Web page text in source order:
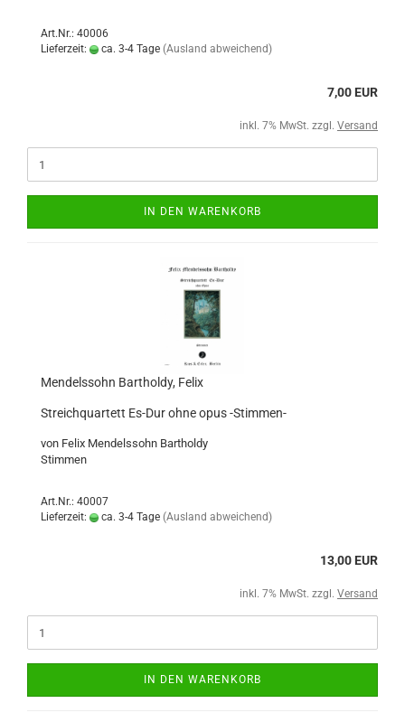
Art.Nr.: 40006
Lieferzeit:
ca. 3-4 Tage (Ausland abweichend)
7,00 EUR
inkl. 7% MwSt. zzgl. Versand
IN DEN WARENKORB
Mendelssohn Bartholdy, Felix
Streichquartett Es-Dur ohne opus -Stimmen-
von Felix Mendelssohn Bartholdy
Stimmen
Art.Nr.: 40007
Lieferzeit:
ca. 3-4 Tage (Ausland abweichend)
13,00 EUR
inkl. 7% MwSt. zzgl. Versand
IN DEN WARENKORB